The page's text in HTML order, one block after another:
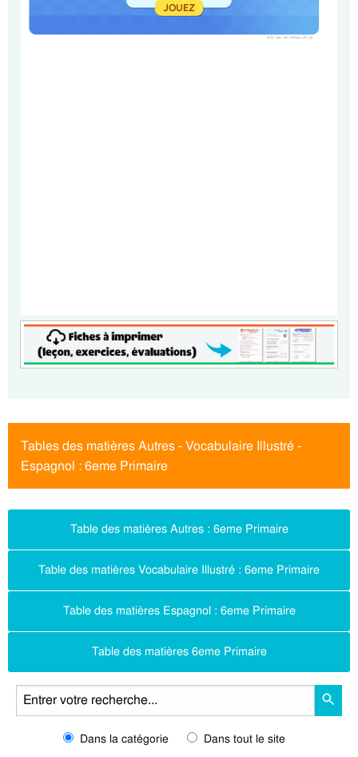
Tables des matières Autres - Vocabulaire Illustré -
Espagnol : 6eme Primaire
Table des matières Autres : 6eme Primaire
Table des matières Vocabulaire Illustré : 6eme Primaire
Table des matières Espagnol : 6eme Primaire
Table des matières 6eme Primaire
Dans la catégorie Dans tout le site